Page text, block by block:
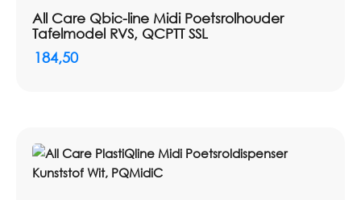
All Care Qbic-line Midi Poetsrolhouder
Tafelmodel RVS, QCPTT SSL
184,50